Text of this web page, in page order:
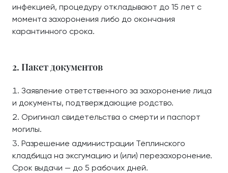
инфекцией, процедуру откладывают до 15 лет с
момента захоронения либо до окончания
карантинного срока.
2. Пакет документов
Заявление ответственного за захоронение лица
и документы, подтверждающие родство.
Оригинал свидетельства о смерти и паспорт
могилы.
Разрешение администрации Тёплинского
кладбища на эксгумацию и (или) перезахоронение.
Срок выдачи — до 5 рабочих дней.